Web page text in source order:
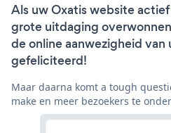
Als uw Oxatis website
grote uitdaging
de online aanwezigheid van
gefeliciteerd!
Maar daarna komt a tough
make en meer bezoekers te